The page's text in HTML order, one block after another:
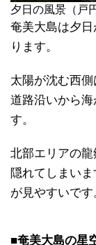
夕日の風景（戸
奄美大島は夕
ります。
太陽が沈む西側
道路沿いから
す。
北部エリアの
隠れてしまい
が見やすいです
■奄美大島の星